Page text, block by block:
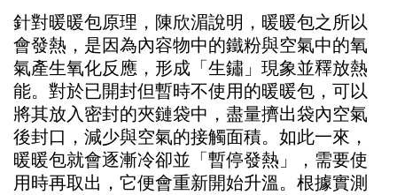
針對暖暖包原理，陳欣湄說明，暖暖包之所以
會發熱，是因為內容物中的鐵粉與空氣中的氧
氣產生氧化反應，形成「生鏽」現象並釋放熱
能。對於已開封但暫時不使用的暖暖包，可以
將其放入密封的夾鏈袋中，盡量擠出袋內空氣
後封口，減少與空氣的接觸面積。如此一來，
暖暖包就會逐漸冷卻並「暫停發熱」，需要使
用時再取出，它便會重新開始升溫。根據實測